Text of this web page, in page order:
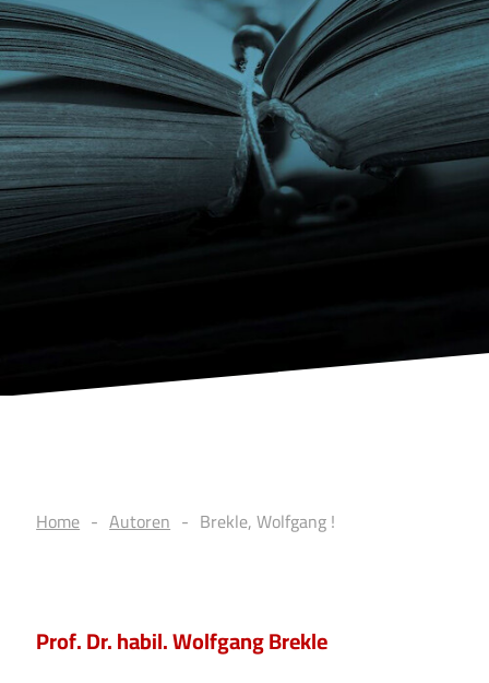
Home Autoren Brekle, Wolfgang !
Prof. Dr. habil. Wolfgang Brekle